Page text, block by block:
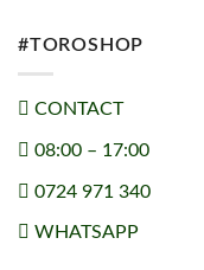
#TOROSHOP
CONTACT
08:00 – 17:00
0724 971 340
WHATSAPP